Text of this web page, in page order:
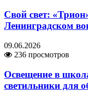
Свой свет:
Ленинградском
09.06.2026
236 просмотров
Освещение в
светильники для